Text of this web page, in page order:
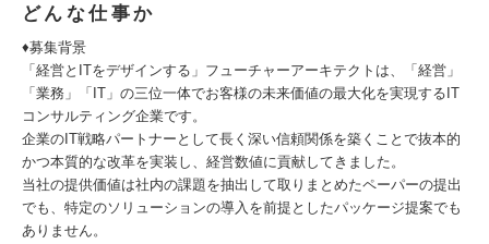
どんな仕事か
♦募集背景
「経営とITをデザインする」フューチャーアーキテクトは、「経営」
「業務」「IT」の三位一体でお客様の未来価値の最大化を実現するIT
コンサルティング企業です。
企業のIT戦略パートナーとして長く深い信頼関係を築くことで抜本的
かつ本質的な改革を実装し、経営数値に貢献してきました。
当社の提供価値は社内の課題を抽出して取りまとめたペーパーの提出
でも、特定のソリューションの導入を前提としたパッケージ提案でも
ありません。